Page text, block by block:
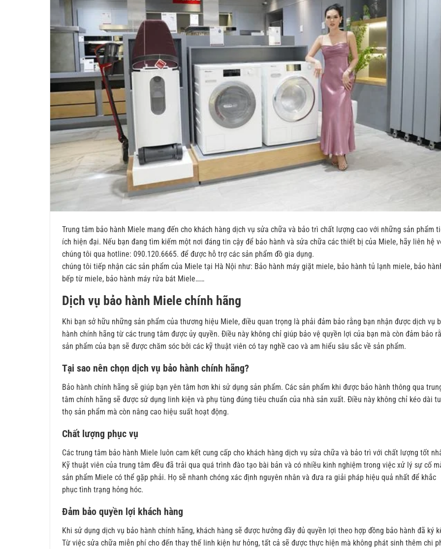
Trung tâm bảo hành Miele mang đến cho khách hàng dịch vụ sửa chữa và bảo trì chất lượng cao với những sản phẩm
ích hiện đại. Nếu bạn đang tìm kiếm một nơi đáng tin cậy để bảo hành và sửa chữa các thiết bị của Miele, hãy liên hệ
chúng tôi qua hotline: 090.120.6665. để được hỗ trợ các sản phẩm đồ gia dụng.
chúng tôi tiếp nhận các sản phẩm của Miele tại Hà Nội như: Bảo hành máy giặt miele, bảo hành tủ lạnh miele, bảo
bếp từ miele, bảo hành máy rửa bát Miele……
Dịch vụ bảo hành Miele chính hãng
Khi bạn sở hữu những sản phẩm của thương hiệu Miele, điều quan trọng là phải đảm bảo rằng bạn nhận được dịch vụ
hành chính hãng từ các trung tâm được ủy quyền. Điều này không chỉ giúp bảo vệ quyền lợi của bạn mà còn đảm bảo
sản phẩm của bạn sẽ được chăm sóc bởi các kỹ thuật viên có tay nghề cao và am hiểu sâu sắc về sản phẩm.
Tại sao nên chọn dịch vụ bảo hành chính hãng?
Bảo hành chính hãng sẽ giúp bạn yên tâm hơn khi sử dụng sản phẩm. Các sản phẩm khi được bảo hành thông qua
tâm chính hãng sẽ được sử dụng linh kiện và phụ tùng đúng tiêu chuẩn của nhà sản xuất. Điều này không chỉ kéo dài
thọ sản phẩm mà còn nâng cao hiệu suất hoạt động.
Chất lượng phục vụ
Các trung tâm bảo hành Miele luôn cam kết cung cấp cho khách hàng dịch vụ sửa chữa và bảo trì với chất lượng tốt
Kỹ thuật viên của trung tâm đều đã trải qua quá trình đào tạo bài bản và có nhiều kinh nghiệm trong việc xử lý sự cố
sản phẩm Miele có thể gặp phải. Họ sẽ nhanh chóng xác định nguyên nhân và đưa ra giải pháp hiệu quả nhất để khắc
phục tình trạng hỏng hóc.
Đảm bảo quyền lợi khách hàng
Khi sử dụng dịch vụ bảo hành chính hãng, khách hàng sẽ được hưởng đầy đủ quyền lợi theo hợp đồng bảo hành đã ký
Từ việc sửa chữa miễn phí cho đến thay thế linh kiện hư hỏng, tất cả sẽ được thực hiện mà không phát sinh thêm chi